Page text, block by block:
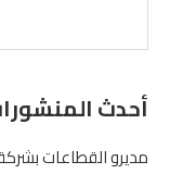
أحدث
مديرو القطاعات